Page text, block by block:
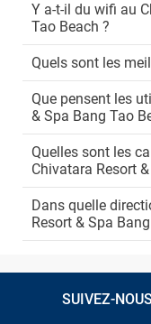
Y a-t-il du wifi au
Tao Beach ?
Quels sont les
Que pensent les
& Spa Bang Tao
Quelles sont les
Chivatara Resort
Dans quelle
Resort & Spa
SUIVEZ-